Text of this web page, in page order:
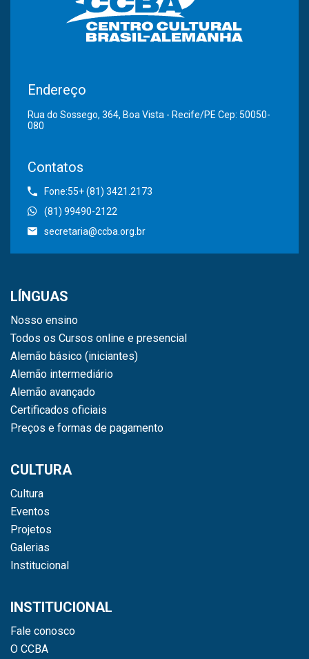
Endereço
Rua do Sossego, 364, Boa Vista - Recife/PE Cep: 50050-
080
Contatos
Fone:55+ (81) 3421.2173
(81) 99490-2122
secretaria@ccba.org.br
LÍNGUAS
Nosso ensino
Todos os Cursos online e presencial
Alemão básico (iniciantes)
Alemão intermediário
Alemão avançado
Certificados oficiais
Preços e formas de pagamento
CULTURA
Cultura
Eventos
Projetos
Galerias
Institucional
INSTITUCIONAL
Fale conosco
O CCBA